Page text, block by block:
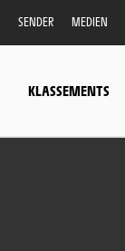
SENDER MEDIEN
KLASSEMENTS